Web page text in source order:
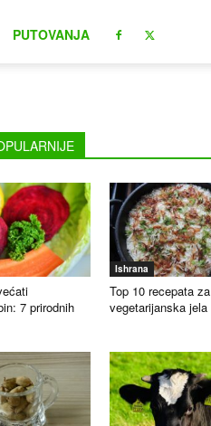
PUTOVANJA
7 prirodnih
Ishrana
Top 10 recepata za
vegetarijanska jela